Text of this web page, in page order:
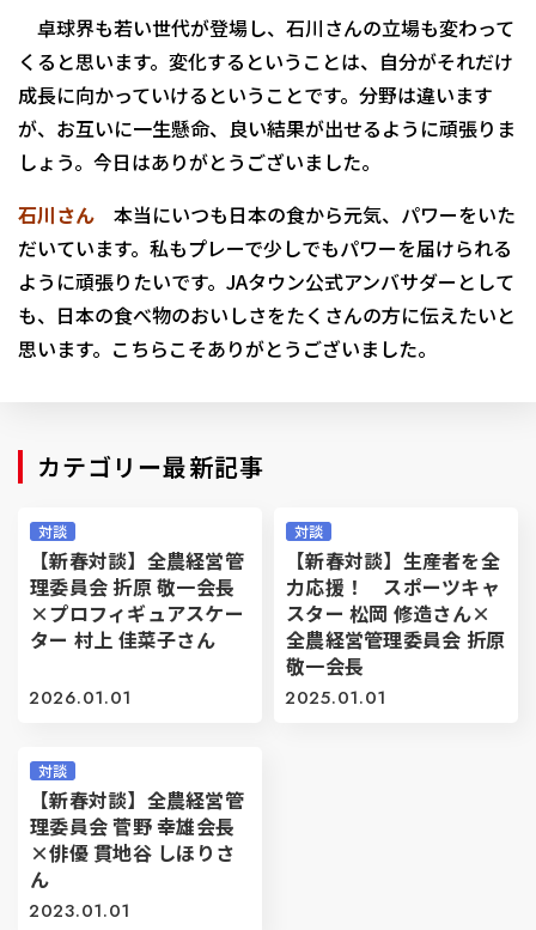
卓球界も若い世代が登場し、石川さんの立場も変わって
くると思います。変化するということは、自分がそれだけ
成長に向かっていけるということです。分野は違います
が、お互いに一生懸命、良い結果が出せるように頑張りま
しょう。今日はありがとうございました。
石川さん
本当にいつも日本の食から元気、パワーをいた
だいています。私もプレーで少しでもパワーを届けられる
ように頑張りたいです。JAタウン公式アンバサダーとして
も、日本の食べ物のおいしさをたくさんの方に伝えたいと
思います。こちらこそありがとうございました。
カテゴリー最新記事
対談
【新春対談】全農経営管
理委員会 折原 敬一会長
×プロフィギュアスケー
ター 村上 佳菜子さん
2026.01.01
対談
【新春対談】生産者を全
力応援！ スポーツキャ
スター 松岡 修造さん×
全農経営管理委員会 折原
敬一会長
2025.01.01
対談
【新春対談】全農経営管
理委員会 菅野 幸雄会長
×俳優 貫地谷 しほりさ
ん
2023.01.01